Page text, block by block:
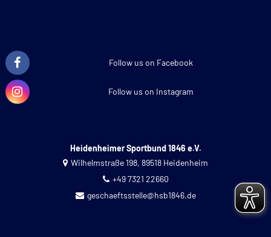
Follow us on Facebook
Follow us on Instagram
Heidenheimer Sportbund 1846 e.V.
Wilhelmstraße 198, 89518 Heidenheim
+49 7321 22660
geschaeftsstelle@hsb1846.de